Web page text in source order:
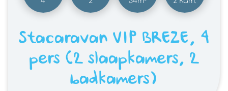
Stacaravan VIP BREZE, 4
pers (2 slaapkamers, 2
badkamers)